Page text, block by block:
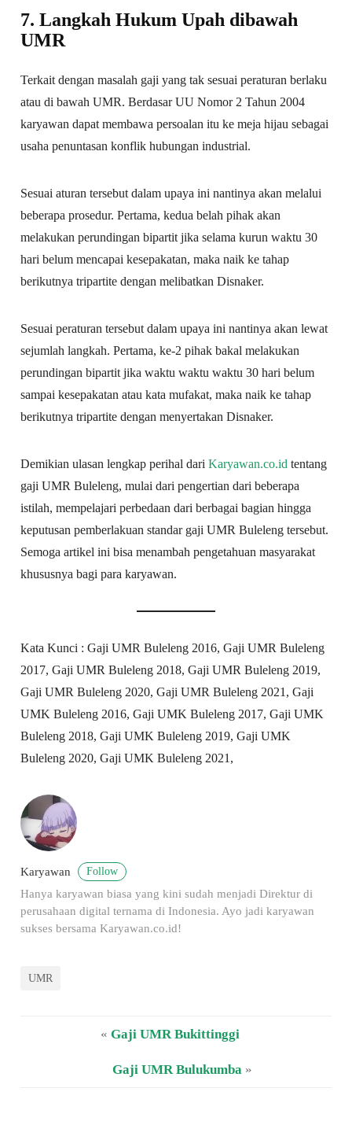
7. Langkah Hukum Upah dibawah
UMR
Terkait dengan masalah gaji yang tak sesuai peraturan berlaku
atau di bawah UMR. Berdasar UU Nomor 2 Tahun 2004
karyawan dapat membawa persoalan itu ke meja hijau sebagai
usaha penuntasan konflik hubungan industrial.
Sesuai aturan tersebut dalam upaya ini nantinya akan melalui
beberapa prosedur. Pertama, kedua belah pihak akan
melakukan perundingan bipartit jika selama kurun waktu 30
hari belum mencapai kesepakatan, maka naik ke tahap
berikutnya tripartite dengan melibatkan Disnaker.
Sesuai peraturan tersebut dalam upaya ini nantinya akan lewat
sejumlah langkah. Pertama, ke-2 pihak bakal melakukan
perundingan bipartit jika waktu waktu waktu 30 hari belum
sampai kesepakatan atau kata mufakat, maka naik ke tahap
berikutnya tripartite dengan menyertakan Disnaker.
Demikian ulasan lengkap perihal dariKaryawan.co.id tentang
gaji UMR Buleleng, mulai dari pengertian dari beberapa
istilah, mempelajari perbedaan dari berbagai bagian hingga
keputusan pemberlakuan standar gaji UMR Buleleng tersebut.
Semoga artikel ini bisa menambah pengetahuan masyarakat
khususnya bagi para karyawan.
Kata Kunci : Gaji UMR Buleleng 2016, Gaji UMR Buleleng
2017, Gaji UMR Buleleng 2018, Gaji UMR Buleleng 2019,
Gaji UMR Buleleng 2020, Gaji UMR Buleleng 2021, Gaji
UMK Buleleng 2016, Gaji UMK Buleleng 2017, Gaji UMK
Buleleng 2018, Gaji UMK Buleleng 2019, Gaji UMK
Buleleng 2020, Gaji UMK Buleleng 2021,
Karyawan Follow
Hanya karyawan biasa yang kini sudah menjadi Direktur di
perusahaan digital ternama di Indonesia. Ayo jadi karyawan
sukses bersama Karyawan.co.id!
UMR
« Gaji UMR Bukittinggi
Gaji UMR Bulukumba »